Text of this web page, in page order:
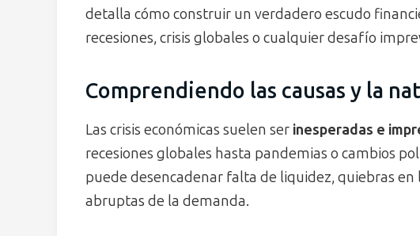
detalla cómo construir un verdadero escudo
recesiones, crisis globales o cualquier desafío
Comprendiendo las causas y la
Las crisis económicas suelen ser inesperadas e
recesiones globales hasta pandemias o cambios
puede desencadenar falta de liquidez, quiebras en
abruptas de la demanda.